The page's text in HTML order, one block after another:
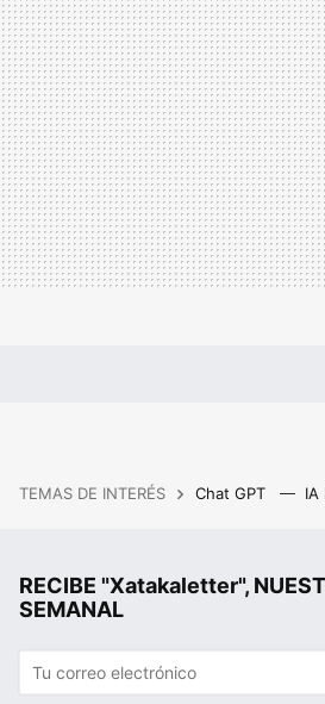
TEMAS DE INTERÉS Chat GPT IA
RECIBE "Xatakaletter",
SEMANAL